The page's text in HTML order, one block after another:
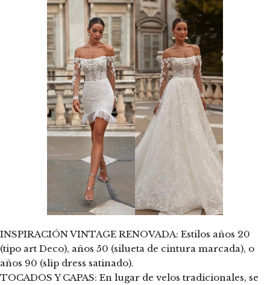
INSPIRACIÓN VINTAGE RENOVADA: Estilos años 20
(tipo art Deco), años 50 (silueta de cintura marcada), o
años 90 (slip dress satinado).
TOCADOS Y CAPAS: En lugar de velos tradicionales, se